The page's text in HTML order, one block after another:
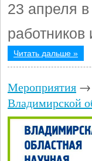
23 апреля
работников
Читать дальше »
Мероприятия →
Владимирской